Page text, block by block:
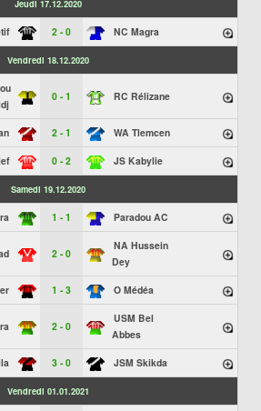
Jeudi 17.12.2020
2 - 0 NC Magra
Vendredi 18.12.2020
0 - 1 RC Rélizane
2 - 1 WA Tlemcen
0 - 2 JS Kabylie
Samedi 19.12.2020
1 - 1 Paradou AC
2 - 0
NA Hussein
Dey
1 - 3 O Médéa
2 - 0
USM Bel
Abbes
3 - 0 JSM Skikda
Vendredi 01.01.2021